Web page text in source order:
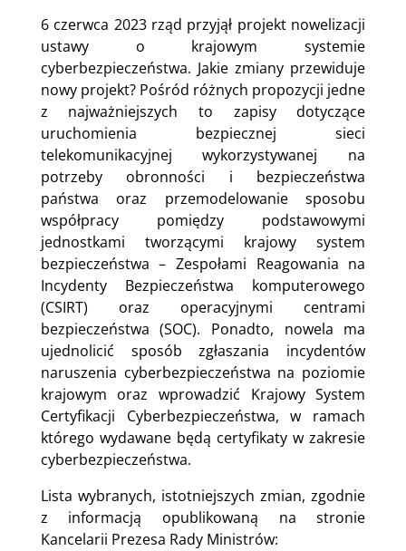
6 czerwca 2023 rząd przyjął projekt nowelizacji
ustawy o krajowym systemie
cyberbezpieczeństwa. Jakie zmiany przewiduje
nowy projekt? Pośród różnych propozycji jedne
z najważniejszych to zapisy dotyczące
uruchomienia bezpiecznej sieci
telekomunikacyjnej wykorzystywanej na
potrzeby obronności i bezpieczeństwa
państwa oraz przemodelowanie sposobu
współpracy pomiędzy podstawowymi
jednostkami tworzącymi krajowy system
bezpieczeństwa – Zespołami Reagowania na
Incydenty Bezpieczeństwa komputerowego
(CSIRT) oraz operacyjnymi centrami
bezpieczeństwa (SOC). Ponadto, nowela ma
ujednolicić sposób zgłaszania incydentów
naruszenia cyberbezpieczeństwa na poziomie
krajowym oraz wprowadzić Krajowy System
Certyfikacji Cyberbezpieczeństwa, w ramach
którego wydawane będą certyfikaty w zakresie
cyberbezpieczeństwa.
Lista wybranych, istotniejszych zmian, zgodnie
z informacją opublikowaną na stronie
Kancelarii Prezesa Rady Ministrów: